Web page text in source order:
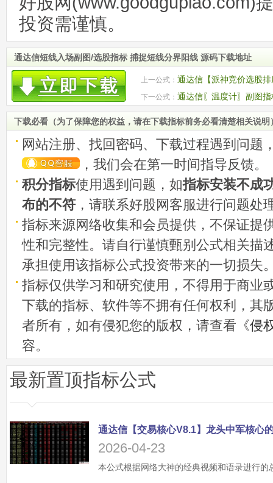
投资需谨慎。
通达信短线入场副图/选股指标 捕捉短线分界阳线 源码下载地址
上一公式： 通达信【派神竞价选股
下载
下一公式： 通达信〖温度计〗副图
码
下载必看（为了保障您的权益，请在下载指标前务必看清楚相关说明
网站注册、找回密码、下载过程遇到问题
，我们会在第一时间指导反馈。
积分指标使用遇到问题，如指标安装不成
布的不符 ，请联系好股网客服进行问题处
指标来源网络收集和会员提供，不保证提
性和完整性。请自行谨慎甄别公式相关描
承担使用该指标公式投资带来的一切损失
指标仅供学习和研究使用，不得用于商业
下载的指标、软件等不拥有任何权利，其
者所有，如有侵犯您的版权，请查看《侵
容。
最新置顶指标公式
2026-04-23